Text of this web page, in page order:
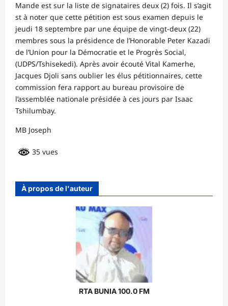
Mande est sur la liste de signataires deux (2) fois. Il s’agit
st à noter que cette pétition est sous examen depuis le
jeudi 18 septembre par une équipe de vingt-deux (22)
membres sous la présidence de l’Honorable Peter Kazadi
de l’Union pour la Démocratie et le Progrès Social,
(UDPS/Tshisekedi). Après avoir écouté Vital Kamerhe,
Jacques Djoli sans oublier les élus pétitionnaires, cette
commission fera rapport au bureau provisoire de
l’assemblée nationale présidée à ces jours par Isaac
Tshilumbay.
MB Joseph
35 vues
À propos de l'auteur
RTA BUNIA 100.0 FM